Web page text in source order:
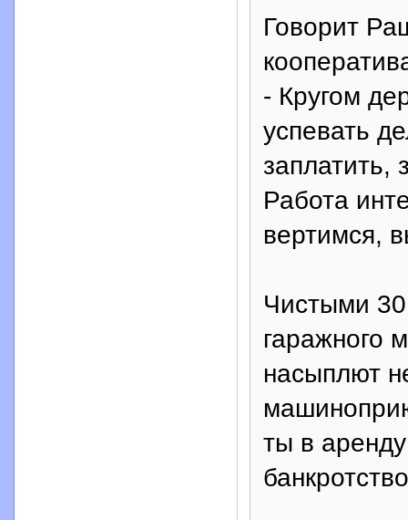
Говорит
- Кругом
успевать
заплатить,
Работа
вертимся,
Чистыми
гаражного
насыплют
ты в